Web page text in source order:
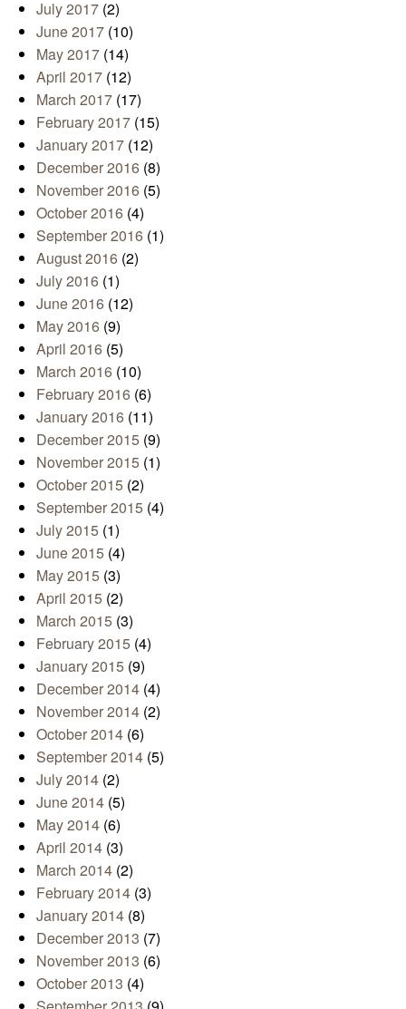
July 2017 (2)
June 2017 (10)
May 2017 (14)
April 2017 (12)
March 2017 (17)
February 2017 (15)
January 2017 (12)
December 2016 (8)
November 2016 (5)
October 2016 (4)
September 2016 (1)
August 2016 (2)
July 2016 (1)
June 2016 (12)
May 2016 (9)
April 2016 (5)
March 2016 (10)
February 2016 (6)
January 2016 (11)
December 2015 (9)
November 2015 (1)
October 2015 (2)
September 2015 (4)
July 2015 (1)
June 2015 (4)
May 2015 (3)
April 2015 (2)
March 2015 (3)
February 2015 (4)
January 2015 (9)
December 2014 (4)
November 2014 (2)
October 2014 (6)
September 2014 (5)
July 2014 (2)
June 2014 (5)
May 2014 (6)
April 2014 (3)
March 2014 (2)
February 2014 (3)
January 2014 (8)
December 2013 (7)
November 2013 (6)
October 2013 (4)